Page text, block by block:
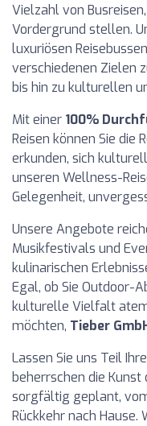
Vielzahl von
Vordergrund stellen.
luxuriösen
verschiedenen Zielen
bis hin zu kulturellen
Mit einer 100%
Reisen können Sie die
erkunden, sich
unseren Wellness-
Gelegenheit,
Unsere Angebote
Musikfestivals und
kulinarischen
Egal, ob Sie Outdoor-
kulturelle Vielfalt
möchten, Tieber
Lassen Sie uns Teil
beherrschen die Kunst
sorgfältig geplant,
Rückkehr nach Hause.